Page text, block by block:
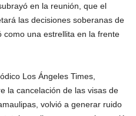
en la reunión, que el
las decisiones soberanas de
una estrellita en la frente
Los Ángeles Times,
la cancelación de las visas de
volvió a generar ruido